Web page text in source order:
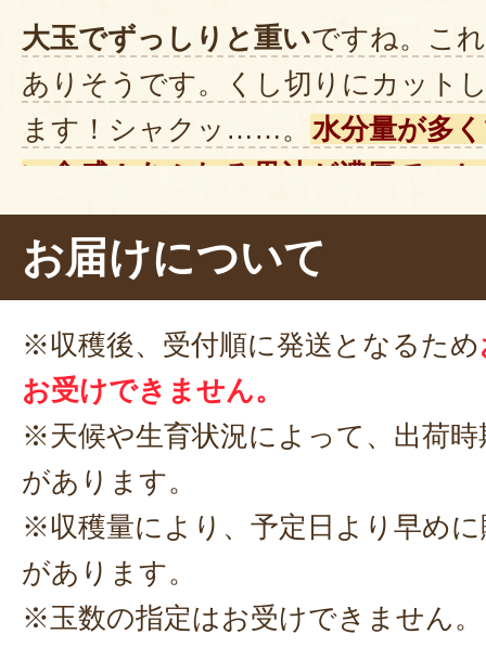
大玉でずっしりと重いですね。こ
ありそうです。くし切りにカット
ます！シャクッ……。 水分量が多
い食感！あふれる果汁が濃厚で、
です。さわやかな酸味があり、甘
れますね。大満足です！
お届けについて
※収穫後、受付順に発送となるため
お受けできません。
※天候や生育状況によって、出荷
があります。
※収穫量により、予定日より早め
があります。
※玉数の指定はお受けできません。